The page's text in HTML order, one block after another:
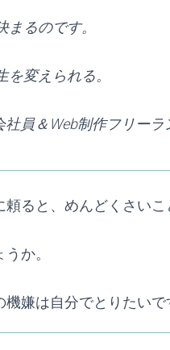
るのです。
変えられる。
員＆Web制作フリー
頼ると、めんどくさい
か。
嫌は自分でとりたいで